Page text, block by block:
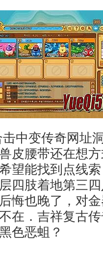
中变传奇网址
皮腰带还在想
望能找到点线
四肢着地第三
悔也晚了，对
在．吉祥复古
色恶蛆？